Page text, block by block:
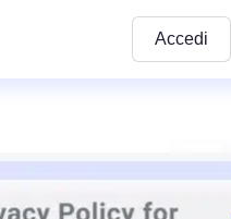
WordPress
privacy
Accedi